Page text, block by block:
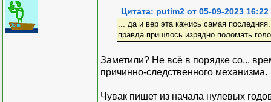
Цитата: putim2 от 05-09-2023 16:22
... да и вер эта кажись самая последняя.
правда пришлось изрядно поломать
Заметили? Не всё в порядке со...
причинно-следственного механизма.
Чувак пишет из начала нулевых